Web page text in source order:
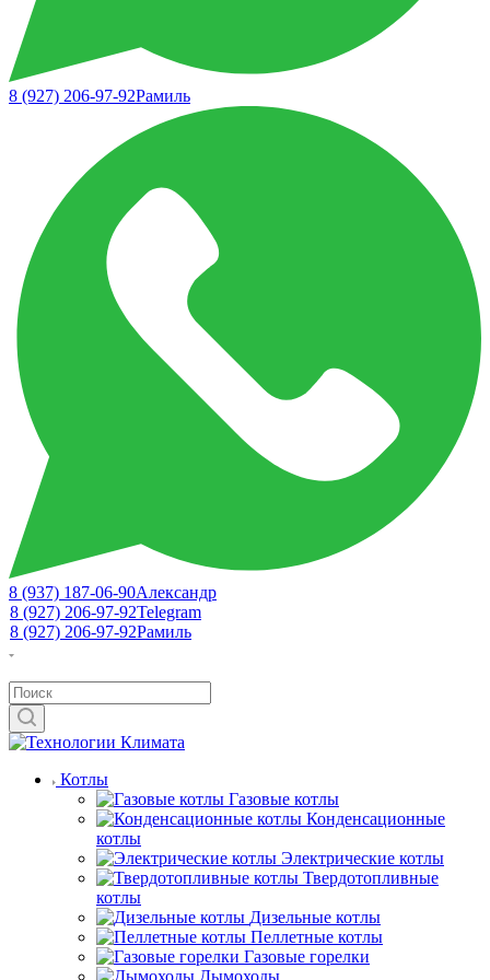
8 (927) 206-97-92Рамиль
8 (937) 187-06-90Александр
8 (927) 206-97-92Telegram
8 (927) 206-97-92Рамиль
Котлы
Газовые котлы
Конденсационные
котлы
Электрические котлы
Твердотопливные
котлы
Дизельные котлы
Пеллетные котлы
Газовые горелки
Дымоходы